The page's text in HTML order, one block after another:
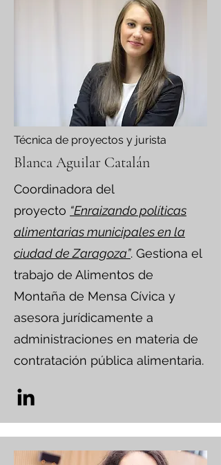
Técnica de proyectos y jurista
Blanca Aguilar Catalán
Coordinadora del
proyecto “Enraizando políticas
alimentarias municipales en la
ciudad de Zaragoza”. Gestiona el
trabajo de Alimentos de
Montaña de Mensa Cívica y
asesora jurídicamente a
administraciones en materia de
contratación pública alimentaria.